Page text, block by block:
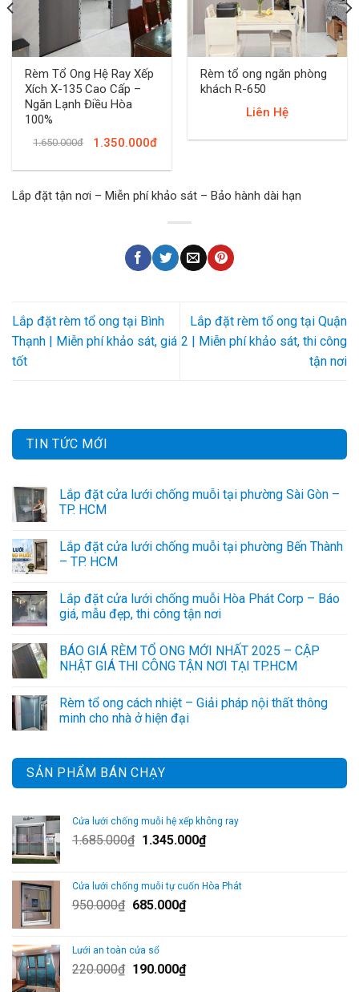
Rèm Tổ Ong Hệ Ray Xếp
Xích X-135 Cao Cấp –
Ngăn Lạnh Điều Hòa
100%
1.350.000đ
1.650.000đ
Rèm tổ ong ngăn phòng
khách R-650
Liên Hệ
Lắp đặt tận nơi – Miễn phí khảo sát – Bảo hành dài hạn
Lắp đặt rèm tổ ong tại Bình
Thạnh | Miễn phí khảo sát, giá
tốt
Lắp đặt rèm tổ ong tại Quận
2 | Miễn phí khảo sát, thi công
tận nơi
TIN TỨC MỚI
Lắp đặt cửa lưới chống muỗi tại phường Sài Gòn –
TP. HCM
Lắp đặt cửa lưới chống muỗi tại phường Bến Thành
– TP. HCM
Lắp đặt cửa lưới chống muỗi Hòa Phát Corp – Báo
giá, mẫu đẹp, thi công tận nơi
BÁO GIÁ RÈM TỔ ONG MỚI NHẤT 2025 – CẬP
NHẬT GIÁ THI CÔNG TẬN NƠI TẠI TP.HCM
Rèm tổ ong cách nhiệt – Giải pháp nội thất thông
minh cho nhà ở hiện đại
SẢN PHẨM BÁN CHẠY
Cửa lưới chống muỗi hệ xếp không ray
1.685.000₫ Giá
1.685.000₫.
1.345.000₫Giá
là:
Cửa lưới chống muỗi tự cuốn Hòa Phát
950.000₫ Giá
950.000₫.
685.000₫Giá
685.000₫.
Lưới an toàn cửa sổ
220.000₫ Giá
190.000₫Giá